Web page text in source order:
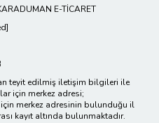
E-TİCARET
teyit edilmiş iletişim bilgileri ile
için merkez adresi;
merkez adresinin bulunduğu il
kayıt altında bulunmaktadır.